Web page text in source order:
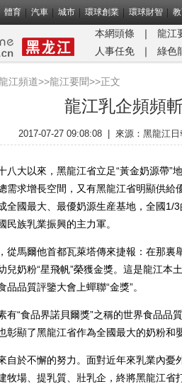
體育 汽車 城市 環球創業 環球財智
本網頭條 ｜
龍江
人事任免
｜ 綠色
江頻道>>龍江要聞>>正文
龍江乳企頻頻
2017-07-27 09:08:08 來源： 黑龍江日
大以來，黑龍江省立足“黃金奶源帶”
需求增長空間，又有黑龍江省明顯供
全國最大、最優奶源生産基地，全國1/
民族乳業振興的主力軍。
馬爾他首都瓦萊塔傳來捷報：在那裏
兒奶粉“星飛帆”榮獲金獎。這是龍江本
品品質評鑒大會上蟬聯“金獎”。
“食品界諾貝爾獎”之稱的世界食品品
彰顯了黑龍江省作為全國最大的奶粉和
於不懈的努力。面對近年來乳業內憂
牧場、提乳質、壯乳企，終將黑龍江